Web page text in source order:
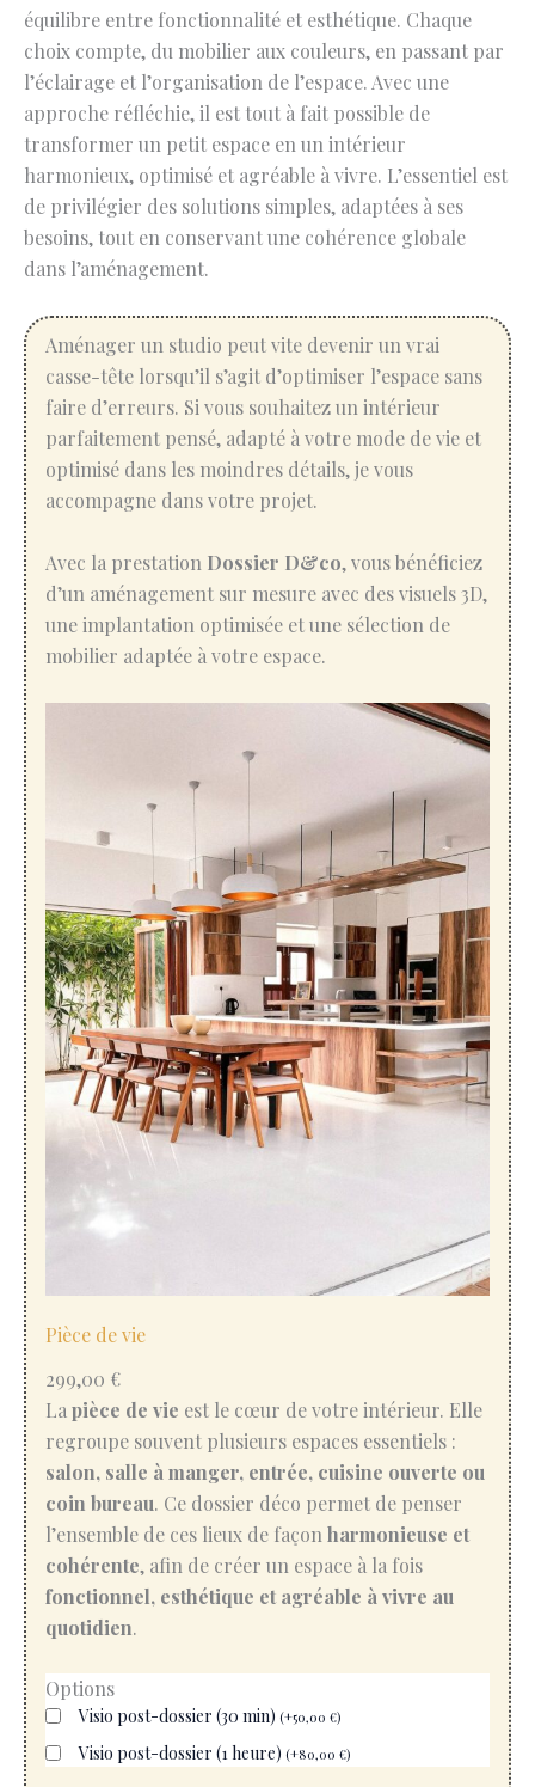
équilibre entre fonctionnalité et esthétique. Chaque
choix compte, du mobilier aux couleurs, en passant par
l’éclairage et l’organisation de l’espace. Avec une
approche réfléchie, il est tout à fait possible de
transformer un petit espace en un intérieur
harmonieux, optimisé et agréable à vivre. L’essentiel est
de privilégier des solutions simples, adaptées à ses
besoins, tout en conservant une cohérence globale
dans l’aménagement.
Aménager un studio peut vite devenir un vrai
casse-tête lorsqu’il s’agit d’optimiser l’espace sans
faire d’erreurs. Si vous souhaitez un intérieur
parfaitement pensé, adapté à votre mode de vie et
optimisé dans les moindres détails, je vous
accompagne dans votre projet.
Avec la prestation Dossier D&co, vous bénéficiez
d’un aménagement sur mesure avec des visuels 3D,
une implantation optimisée et une sélection de
mobilier adaptée à votre espace.
Pièce de vie
299,00 €
La pièce de vie est le cœur de votre intérieur. Elle
regroupe souvent plusieurs espaces essentiels :
salon, salle à manger, entrée, cuisine ouverte ou
coin bureau. Ce dossier déco permet de penser
l’ensemble de ces lieux de façon harmonieuse et
cohérente, afin de créer un espace à la fois
fonctionnel, esthétique et agréable à vivre au
quotidien.
Options
Visio post-dossier (30 min) (+50,00 €)
Visio post-dossier (1 heure) (+80,00 €)
q
u
n